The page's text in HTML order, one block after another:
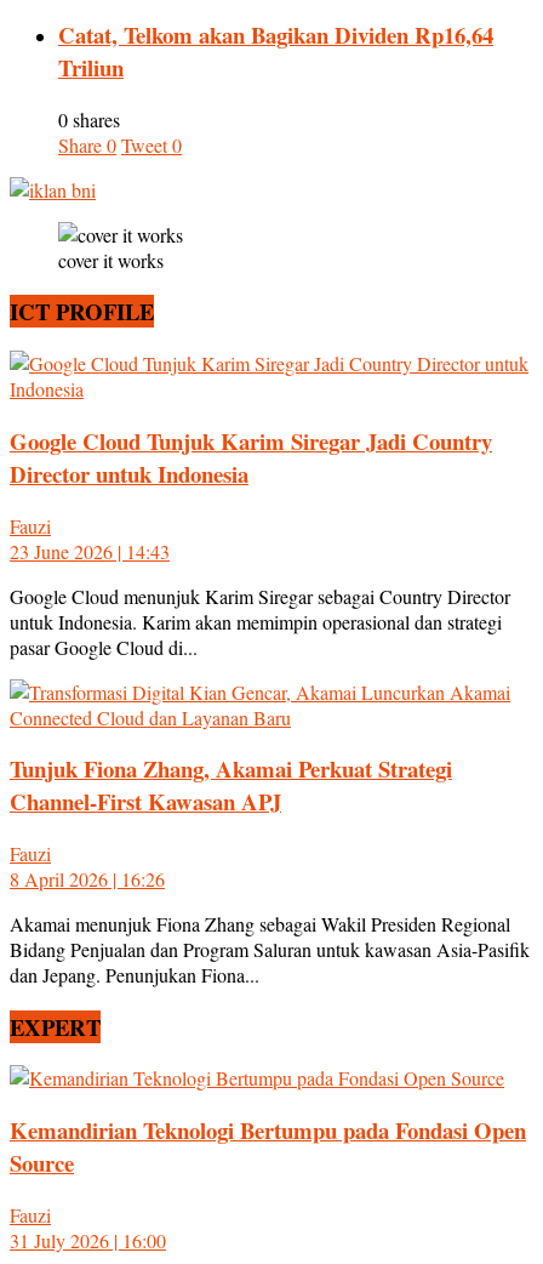
Catat, Telkom akan Bagikan Dividen Rp16,64
Triliun
0 shares
Share0Tweet0
cover it works
ICT PROFILE
Google Cloud Tunjuk Karim Siregar Jadi Country
Director untuk Indonesia
Fauzi
23 June 2026 | 14:43
Google Cloud menunjuk Karim Siregar sebagai Country Director
untuk Indonesia. Karim akan memimpin operasional dan strategi
pasar Google Cloud di...
Tunjuk Fiona Zhang, Akamai Perkuat Strategi
Channel-First Kawasan APJ
Fauzi
8 April 2026 | 16:26
Akamai menunjuk Fiona Zhang sebagai Wakil Presiden Regional
Bidang Penjualan dan Program Saluran untuk kawasan Asia-Pasifik
dan Jepang. Penunjukan Fiona...
EXPERT
Kemandirian Teknologi Bertumpu pada Fondasi Open
Source
Fauzi
31 July 2026 | 16:00